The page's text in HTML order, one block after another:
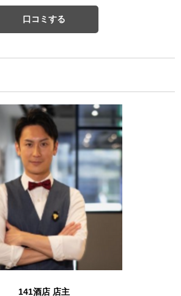
口コミする
141酒店 店主